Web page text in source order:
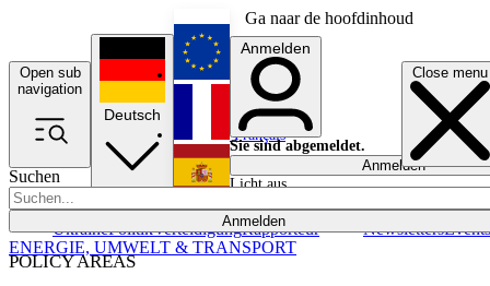
Ga naar de hoofdinhoud
Open sub
navigation
Close menu
Suchen
Anmelden
POLICY AREAS
UkrainePolitikVerteidigungRapporteur NewslettersEvents
Deutsch
English
Français
Anmelden
Sie sind abgemeldet.
Anmelden
Licht aus
ENERGIE, UMWELT & TRANSPORT